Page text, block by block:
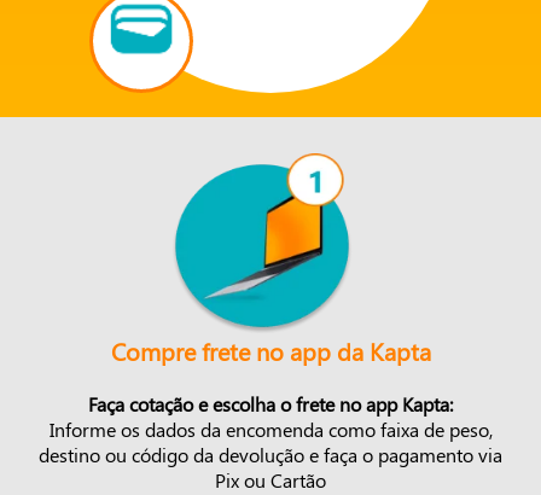
Compre frete no app da Kapta
Faça cotação e escolha o frete no app Kapta:
Informe os dados da encomenda como faixa de peso,
destino ou código da devolução e faça o pagamento via
Pix ou Cartão